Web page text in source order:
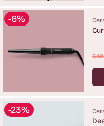
-6%
-23%